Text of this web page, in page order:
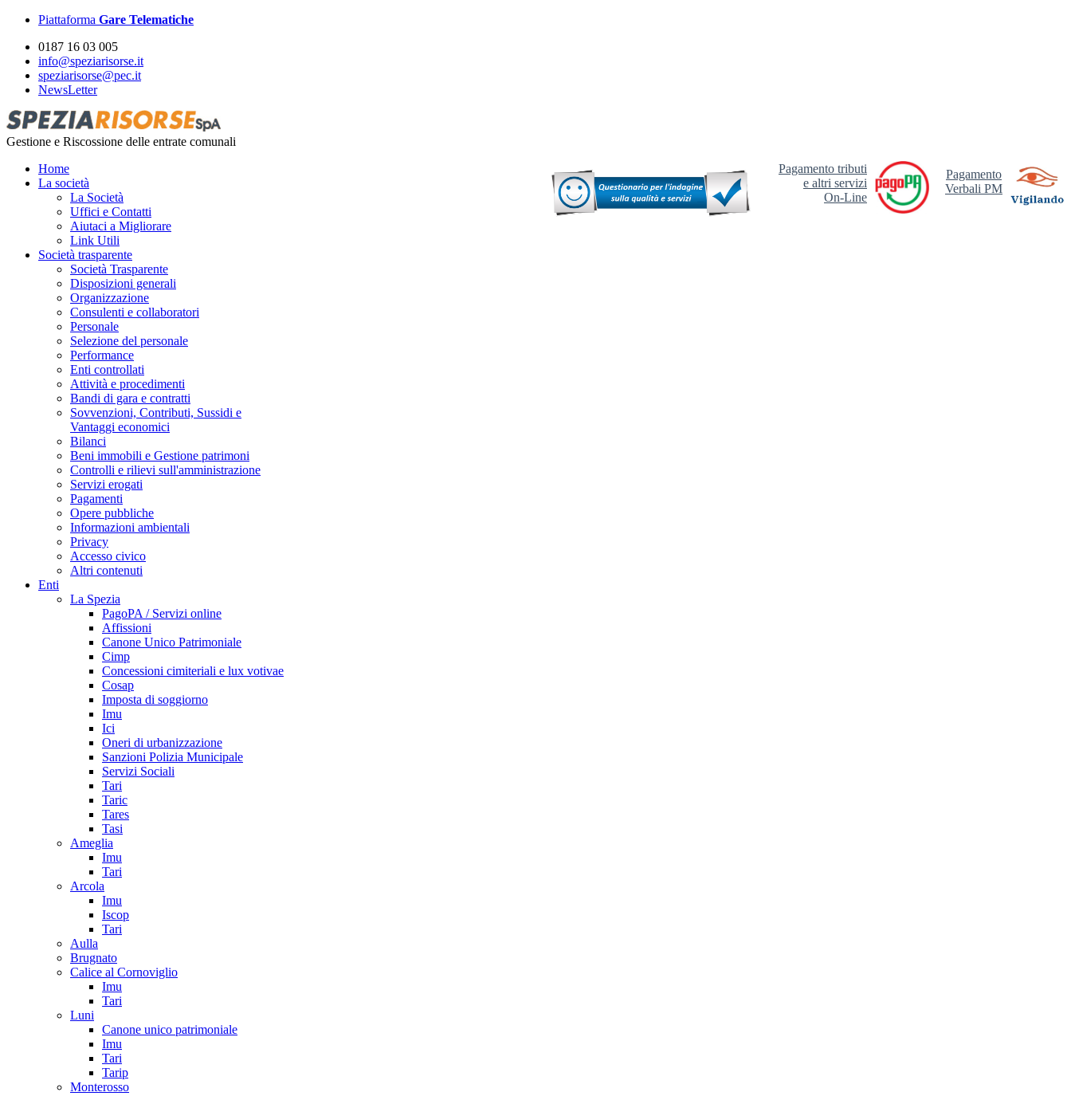
Piattaforma Gare Telematiche
0187 16 03 005
info@speziarisorse.it
speziarisorse@pec.it
NewsLetter
Gestione e Riscossione delle entrate comunali
Pagamento
Verbali PM
Pagamento tributi
e altri servizi
On-Line
Home
La società
La Società
Uffici e Contatti
Aiutaci a Migliorare
Link Utili
Società trasparente
Società Trasparente
Disposizioni generali
Organizzazione
Consulenti e collaboratori
Personale
Selezione del personale
Performance
Enti controllati
Attività e procedimenti
Bandi di gara e contratti
Sovvenzioni, Contributi, Sussidi e
Vantaggi economici
Bilanci
Beni immobili e Gestione patrimoni
Controlli e rilievi sull'amministrazione
Servizi erogati
Pagamenti
Opere pubbliche
Informazioni ambientali
Privacy
Accesso civico
Altri contenuti
Enti
La Spezia
PagoPA / Servizi online
Affissioni
Canone Unico Patrimoniale
Cimp
Concessioni cimiteriali e lux votivae
Cosap
Imposta di soggiorno
Imu
Ici
Oneri di urbanizzazione
Sanzioni Polizia Municipale
Servizi Sociali
Tari
Taric
Tares
Tasi
Ameglia
Imu
Tari
Arcola
Imu
Iscop
Tari
Aulla
Brugnato
Calice al Cornoviglio
Imu
Tari
Luni
Canone unico patrimoniale
Imu
Tari
Tarip
Monterosso